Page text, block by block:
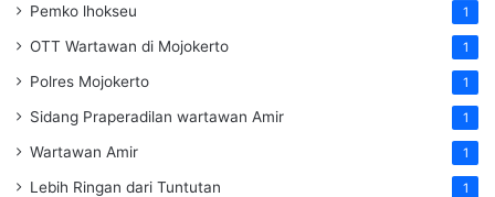
Pemko lhokseu 1
OTT Wartawan di Mojokerto 1
Polres Mojokerto 1
Sidang Praperadilan wartawan Amir 1
Wartawan Amir 1
Lebih Ringan dari Tuntutan 1